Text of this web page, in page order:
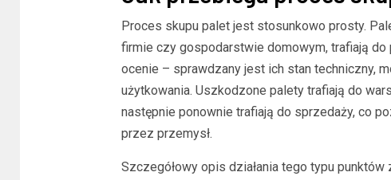
Proces skupu palet jest stosunkowo prosty.
firmie czy gospodarstwie domowym, trafiają do
ocenie – sprawdzany jest ich stan techniczny,
użytkowania. Uszkodzone palety trafiają do
następnie ponownie trafiają do sprzedaży, co
przez przemysł.
Szczegółowy opis działania tego typu